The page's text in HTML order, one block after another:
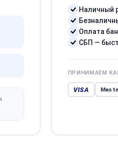
Наличный
Оплата
СБП —
ПРИНИМАЕМ
VISA